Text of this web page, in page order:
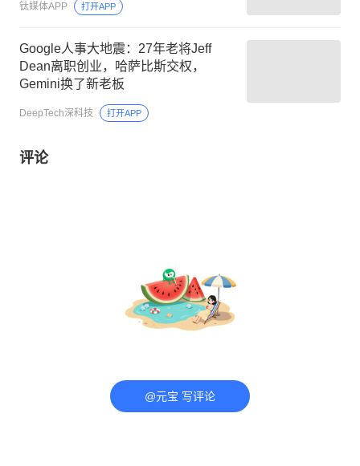
钛媒体APP 打开APP
Google人事大地震：27年老将Jeff
Dean离职创业，哈萨比斯交权，
Gemini换了新老板
DeepTech深科技 打开APP
评论
@元宝 写评论